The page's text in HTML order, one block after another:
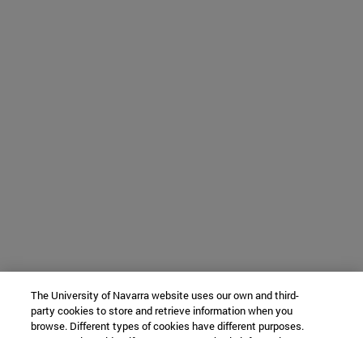
The University of Navarra website uses our own and third-
party cookies to store and retrieve information when you
browse. Different types of cookies have different purposes.